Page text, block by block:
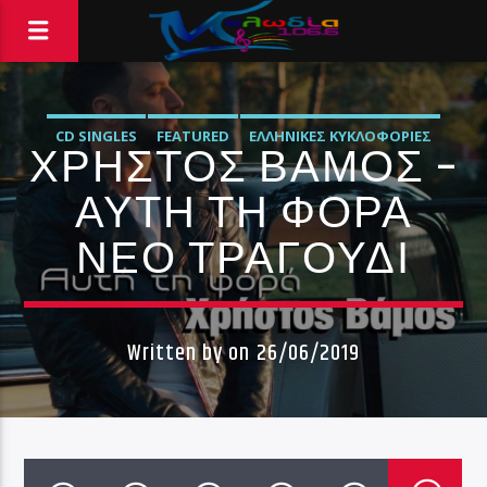
CD SINGLES FEATURED
ΕΛΛΗΝΙΚΈΣ ΚΥΚΛΟΦΟΡΊΕΣ
ΜΟΥΣΙΚΆ ΝΈΑ
ΧΡΉΣΤΟΣ ΒΆΜΟΣ –
ΑΥΤΉ ΤΗ ΦΟΡΆ
ΝΕΟ ΤΡΑΓΟΥΔΙ
Written byon 26/06/2019